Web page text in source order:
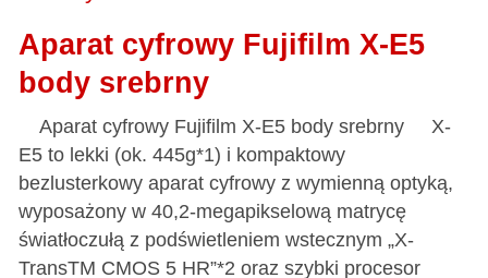
Aparat cyfrowy Fujifilm X-E5
body srebrny
Aparat cyfrowy Fujifilm X-E5 body srebrny X-
E5 to lekki (ok. 445g*1) i kompaktowy
bezlusterkowy aparat cyfrowy z wymienną optyką,
wyposażony w 40,2-megapikselową matrycę
światłoczułą z podświetleniem wstecznym „X-
TransTM CMOS 5 HR”*2 oraz szybki procesor